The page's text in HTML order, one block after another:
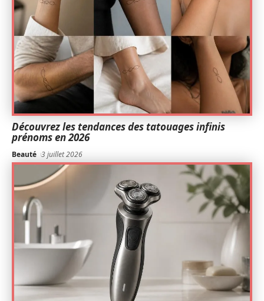
Découvrez les tendances des tatouages infinis
prénoms en 2026
Beauté 3 juillet 2026